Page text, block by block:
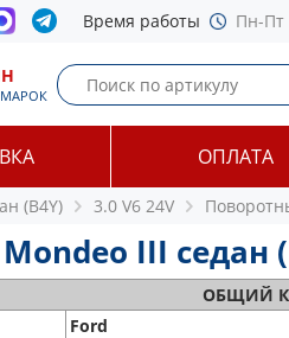
Время работы Пн-Пт
ОПЛАТА
(B4Y) 3.0 V6 24V
III седан
ОБЩИЙ
Ford